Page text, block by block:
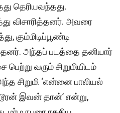
தெரியவந்தது.
விசாரித்தனர். அவரை
கும்மிடிப்பூண்டி
அந்தப் படத்தை தனியார்
வரும் சிறுமியிடம்
சிறுமி ‘என்னை பாலியல்
இவன் தான்’ என்று,